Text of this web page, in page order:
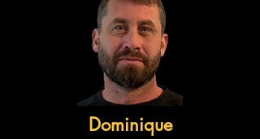
Dominique